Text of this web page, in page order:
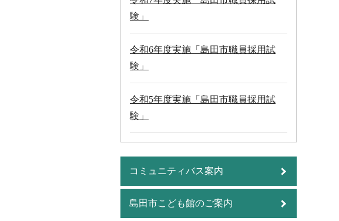
験」
令和6年度実施「島田市職員採用試
験」
令和5年度実施「島田市職員採用試
験」
コミュニティバス案内
島田市こども館のご案内